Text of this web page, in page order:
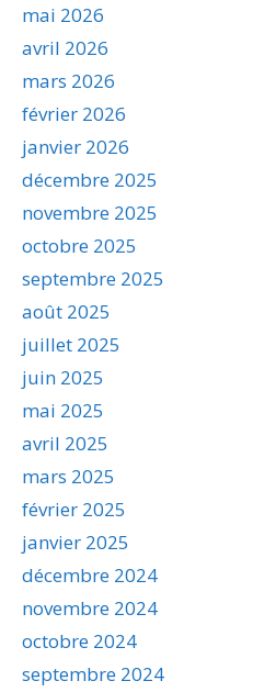
mai 2026
avril 2026
mars 2026
février 2026
janvier 2026
décembre 2025
novembre 2025
octobre 2025
septembre 2025
août 2025
juillet 2025
juin 2025
mai 2025
avril 2025
mars 2025
février 2025
janvier 2025
décembre 2024
novembre 2024
octobre 2024
septembre 2024